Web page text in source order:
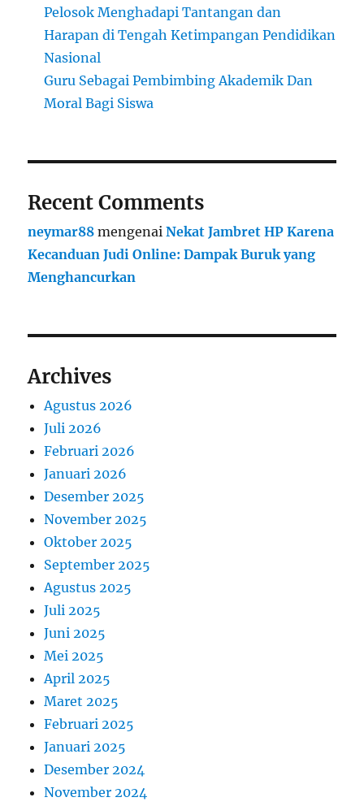
Pelosok Menghadapi Tantangan dan
Harapan di Tengah Ketimpangan Pendidikan
Nasional
Guru Sebagai Pembimbing Akademik Dan
Moral Bagi Siswa
Recent Comments
neymar88 mengenaiNekat Jambret HP Karena
Kecanduan Judi Online: Dampak Buruk yang
Menghancurkan
Archives
Agustus 2026
Juli 2026
Februari 2026
Januari 2026
Desember 2025
November 2025
Oktober 2025
September 2025
Agustus 2025
Juli 2025
Juni 2025
Mei 2025
April 2025
Maret 2025
Februari 2025
Januari 2025
Desember 2024
November 2024